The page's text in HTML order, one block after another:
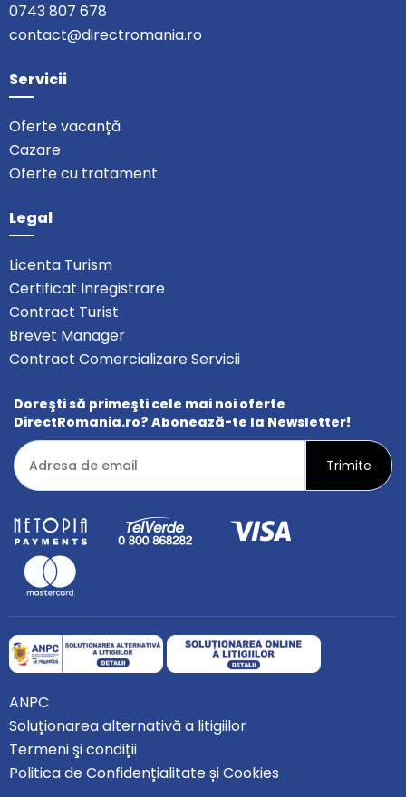
0743 807 678
contact@directromania.ro
Servicii
Oferte vacanță
Cazare
Oferte cu tratament
Legal
Licenta Turism
Certificat Inregistrare
Contract Turist
Brevet Manager
Contract Comercializare Servicii
Doreşti să primeşti cele mai noi oferte
DirectRomania.ro? Abonează-te la Newsletter!
ANPC
Soluționarea alternativă a litigiilor
Termeni şi condiții
Politica de Confidențialitate și Cookies